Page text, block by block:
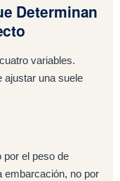
Determinan
variables.
ajustar una suele
por el peso de
embarcación, no por